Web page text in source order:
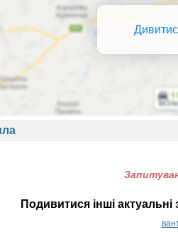
Подивитися інші